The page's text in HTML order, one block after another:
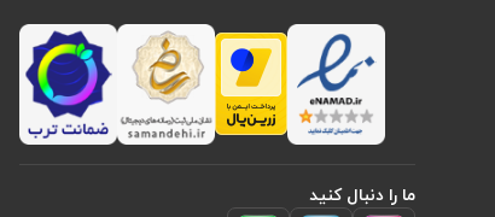
ما را دنبال کنید